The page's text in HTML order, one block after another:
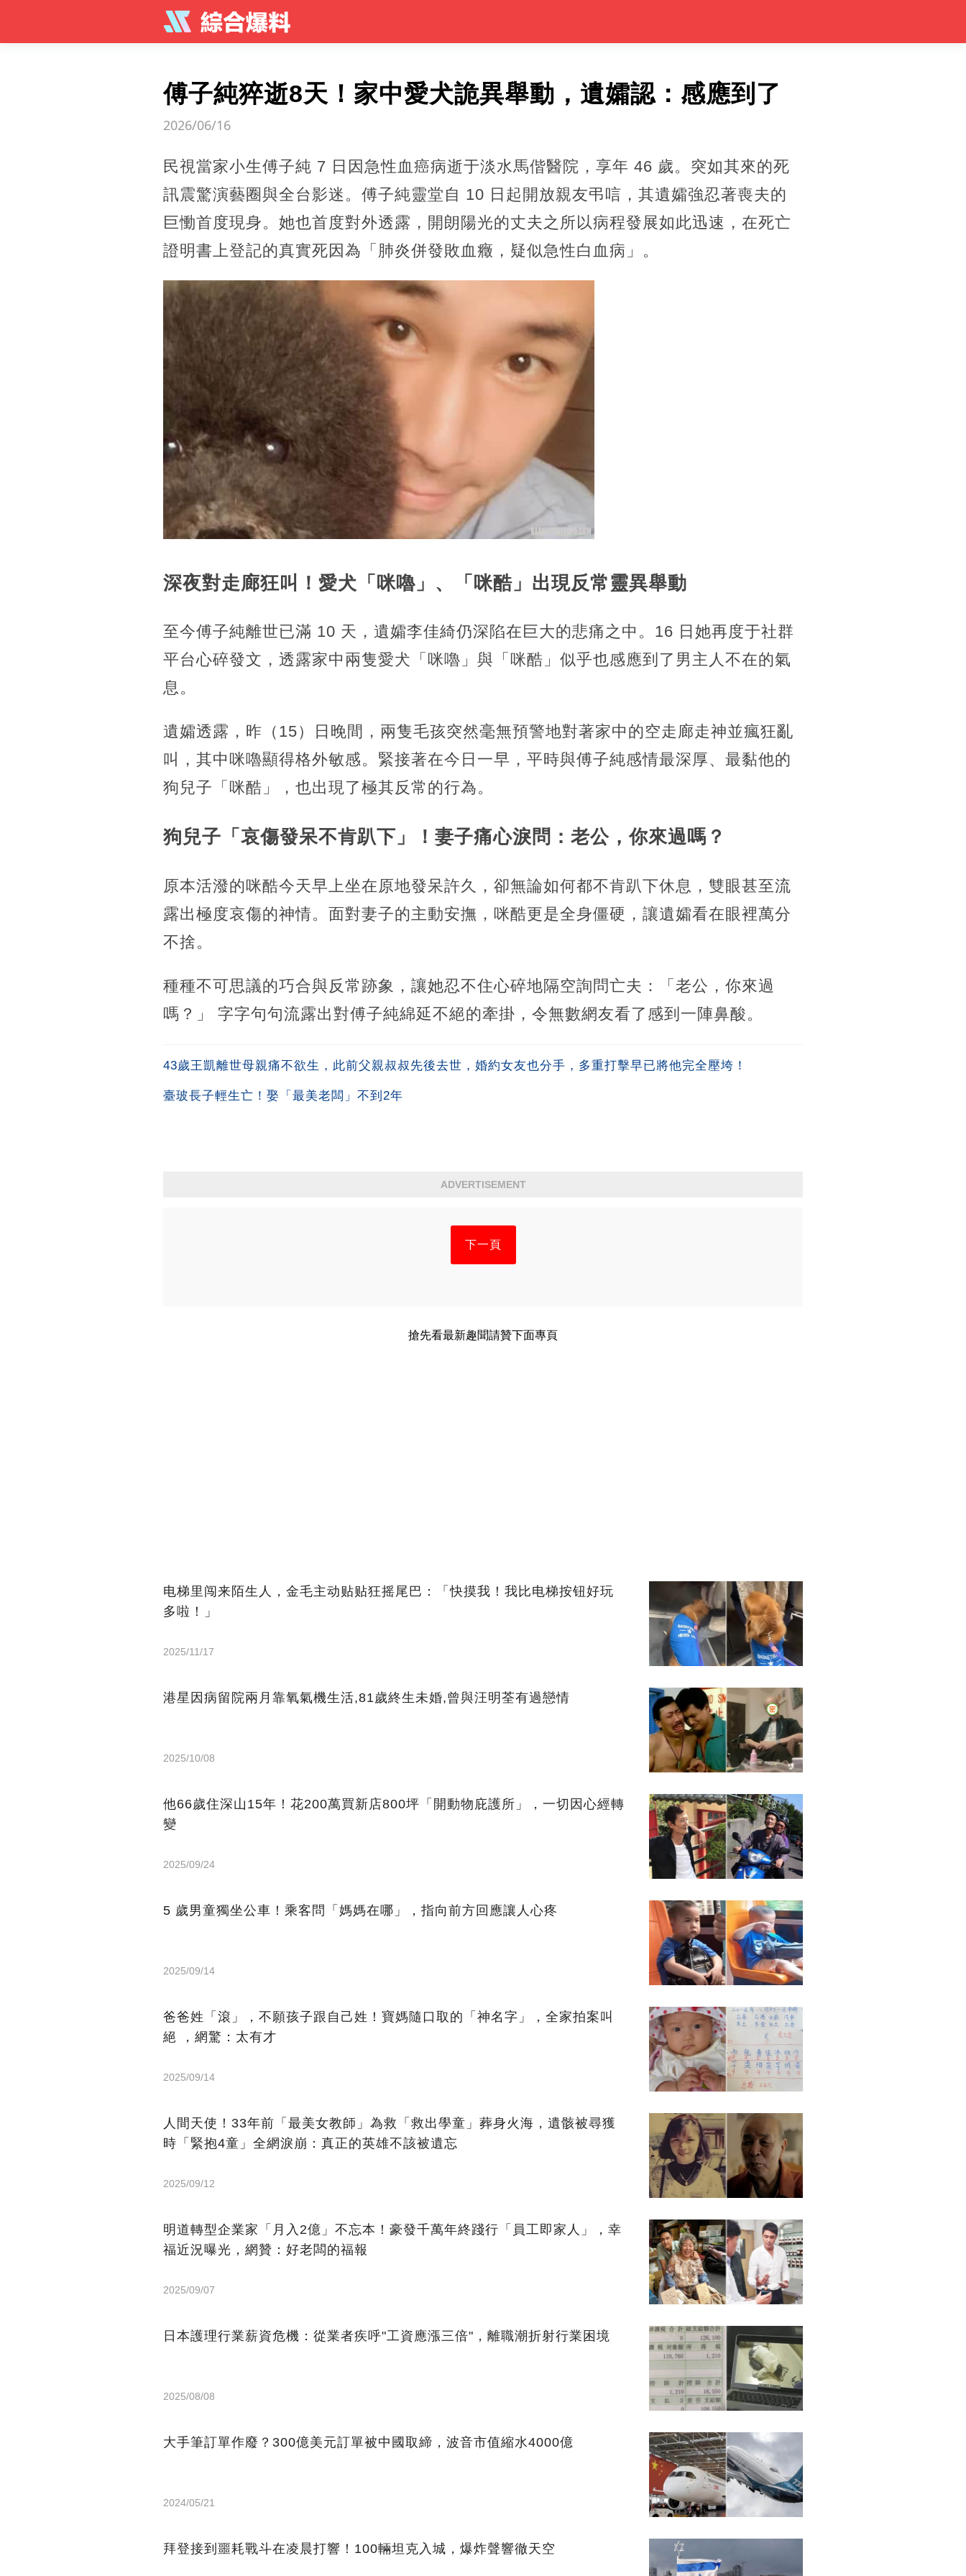
傅子純猝逝8天！家中愛犬詭異舉動，遺孀認：感應到了
2026/06/16
民視當家小生傅子純 7 日因急性血癌病逝于淡水馬偕醫院，享年 46 歲。突如其來的死
訊震驚演藝圈與全台影迷。傅子純靈堂自 10 日起開放親友弔唁，其遺孀強忍著喪夫的
巨慟首度現身。她也首度對外透露，開朗陽光的丈夫之所以病程發展如此迅速，在死亡
證明書上登記的真實死因為「肺炎併發敗血癥，疑似急性白血病」。
深夜對走廊狂叫！愛犬「咪嚕」、「咪酷」出現反常靈異舉動
至今傅子純離世已滿 10 天，遺孀李佳綺仍深陷在巨大的悲痛之中。16 日她再度于社群
平台心碎發文，透露家中兩隻愛犬「咪嚕」與「咪酷」似乎也感應到了男主人不在的氣
息。
遺孀透露，昨（15）日晚間，兩隻毛孩突然毫無預警地對著家中的空走廊走神並瘋狂亂
叫，其中咪嚕顯得格外敏感。緊接著在今日一早，平時與傅子純感情最深厚、最黏他的
狗兒子「咪酷」，也出現了極其反常的行為。
狗兒子「哀傷發呆不肯趴下」！妻子痛心淚問：老公，你來過嗎？
原本活潑的咪酷今天早上坐在原地發呆許久，卻無論如何都不肯趴下休息，雙眼甚至流
露出極度哀傷的神情。面對妻子的主動安撫，咪酷更是全身僵硬，讓遺孀看在眼裡萬分
不捨。
種種不可思議的巧合與反常跡象，讓她忍不住心碎地隔空詢問亡夫：「老公，你來過
嗎？」 字字句句流露出對傅子純綿延不絕的牽掛，令無數網友看了感到一陣鼻酸。
43歲王凱離世母親痛不欲生，此前父親叔叔先後去世，婚約女友也分手，多重打擊早已將他完全壓垮！
臺玻長子輕生亡！娶「最美老闆」不到2年
ADVERTISEMENT
下一頁
搶先看最新趣聞請贊下面專頁
电梯里闯来陌生人，金毛主动贴贴狂摇尾巴：「快摸我！我比电梯按钮好玩
多啦！」
2025/11/17
港星因病留院兩月靠氧氣機生活,81歲終生未婚,曾與汪明荃有過戀情
2025/10/08
他66歲住深山15年！花200萬買新店800坪「開動物庇護所」，一切因心經轉
變
2025/09/24
5 歲男童獨坐公車！乘客問「媽媽在哪」，指向前方回應讓人心疼
2025/09/14
爸爸姓「滾」，不願孩子跟自己姓！寶媽隨口取的「神名字」，全家拍案叫
絕 ，網驚：太有才
2025/09/14
人間天使！33年前「最美女教師」為救「救出學童」葬身火海，遺骸被尋獲
時「緊抱4童」全網淚崩：真正的英雄不該被遺忘
2025/09/12
明道轉型企業家「月入2億」不忘本！豪發千萬年終踐行「員工即家人」，幸
福近況曝光，網贊：好老闆的福報
2025/09/07
日本護理行業薪資危機：從業者疾呼"工資應漲三倍"，離職潮折射行業困境
2025/08/08
大手筆訂單作廢？300億美元訂單被中國取締，波音市值縮水4000億
2024/05/21
拜登接到噩耗戰斗在凌晨打響！100輛坦克入城，爆炸聲響徹天空